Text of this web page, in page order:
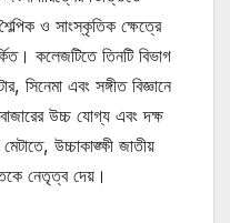
ও সাংস্কৃতিক ক্ষেত্রে
কলেজটিতে তিনটি বিভাগ
সিনেমা এবং সঙ্গীত বিজ্ঞানে
উচ্চ যোগ্য এবং দক্ষ
উচ্চাকাঙ্ক্ষী জাতীয়
নেতৃত্ব দেয়।